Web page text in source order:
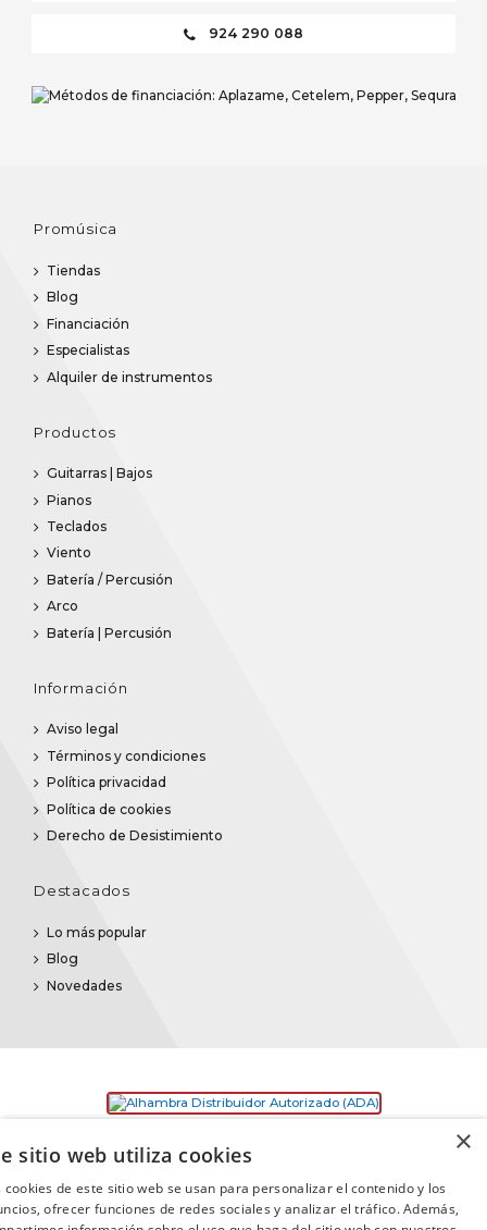
924 290 088
Promúsica
Tiendas
Blog
Financiación
Especialistas
Alquiler de instrumentos
Productos
Guitarras | Bajos
Pianos
Teclados
Viento
Batería / Percusión
Arco
Batería | Percusión
Información
Aviso legal
Términos y condiciones
Política privacidad
Política de cookies
Derecho de Desistimiento
Destacados
Lo más popular
Blog
Novedades
×
sitio web utiliza cookies
cookies de este sitio web se usan para personalizar el contenido y los
ofrecer funciones de redes sociales y analizar el tráfico. Además,